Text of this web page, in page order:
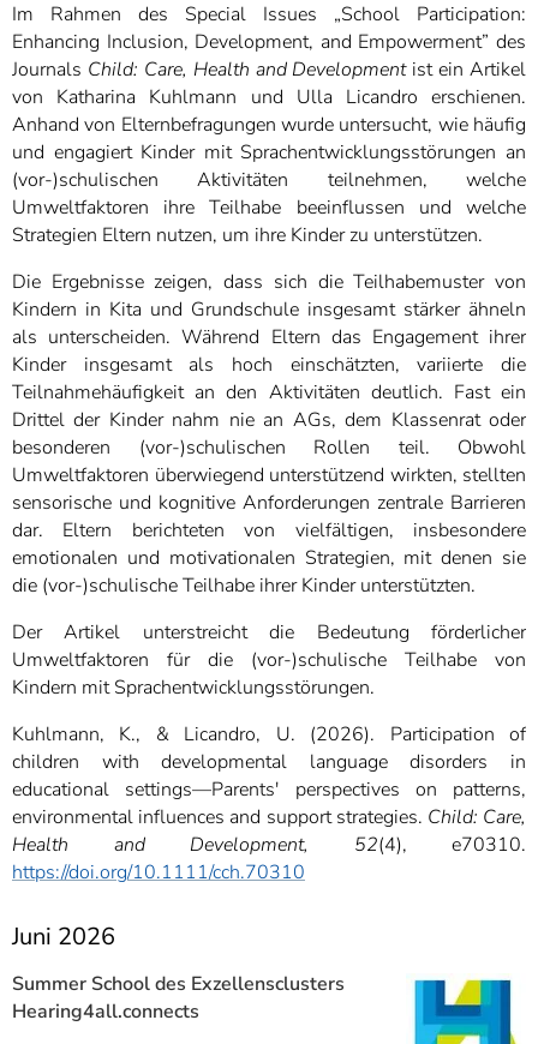
Im Rahmen des Special Issues „School Participation:
Enhancing Inclusion, Development, and Empowerment” des
Journals Child: Care, Health and Development ist ein Artikel
von Katharina Kuhlmann und Ulla Licandro erschienen.
Anhand von Elternbefragungen wurde untersucht, wie häufig
und engagiert Kinder mit Sprachentwicklungsstörungen an
(vor-)schulischen Aktivitäten teilnehmen, welche
Umweltfaktoren ihre Teilhabe beeinflussen und welche
Strategien Eltern nutzen, um ihre Kinder zu unterstützen.
Die Ergebnisse zeigen, dass sich die Teilhabemuster von
Kindern in Kita und Grundschule insgesamt stärker ähneln
als unterscheiden. Während Eltern das Engagement ihrer
Kinder insgesamt als hoch einschätzten, variierte die
Teilnahmehäufigkeit an den Aktivitäten deutlich. Fast ein
Drittel der Kinder nahm nie an AGs, dem Klassenrat oder
besonderen (vor-)schulischen Rollen teil. Obwohl
Umweltfaktoren überwiegend unterstützend wirkten, stellten
sensorische und kognitive Anforderungen zentrale Barrieren
dar. Eltern berichteten von vielfältigen, insbesondere
emotionalen und motivationalen Strategien, mit denen sie
die (vor-)schulische Teilhabe ihrer Kinder unterstützten.
Der Artikel unterstreicht die Bedeutung förderlicher
Umweltfaktoren für die (vor-)schulische Teilhabe von
Kindern mit Sprachentwicklungsstörungen.
Kuhlmann, K., & Licandro, U. (2026). Participation of
children with developmental language disorders in
educational settings—Parents' perspectives on patterns,
environmental influences and support strategies. Child: Care,
Health and Development, 52(4), e70310.
https://doi.org/10.1111/cch.70310
Juni 2026
Summer School des Exzellensclusters
Hearing4all.connects